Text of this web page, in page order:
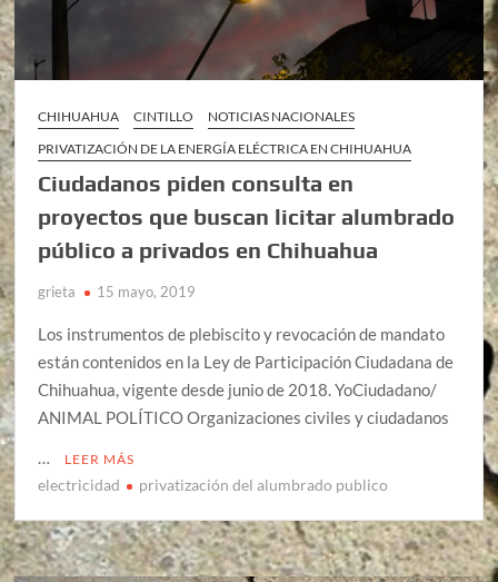
CHIHUAHUA CINTILLO
NOTICIAS NACIONALES
PRIVATIZACIÓN DE LA ENERGÍA ELÉCTRICA EN CHIHUAHUA
Ciudadanos piden consulta en
proyectos que buscan licitar alumbrado
público a privados en Chihuahua
grieta 15 mayo, 2019
Los instrumentos de plebiscito y revocación de mandato
están contenidos en la Ley de Participación Ciudadana de
Chihuahua, vigente desde junio de 2018. YoCiudadano/
ANIMAL POLÍTICO Organizaciones civiles y ciudadanos
…
LEER MÁS
electricidad privatización del alumbrado publico